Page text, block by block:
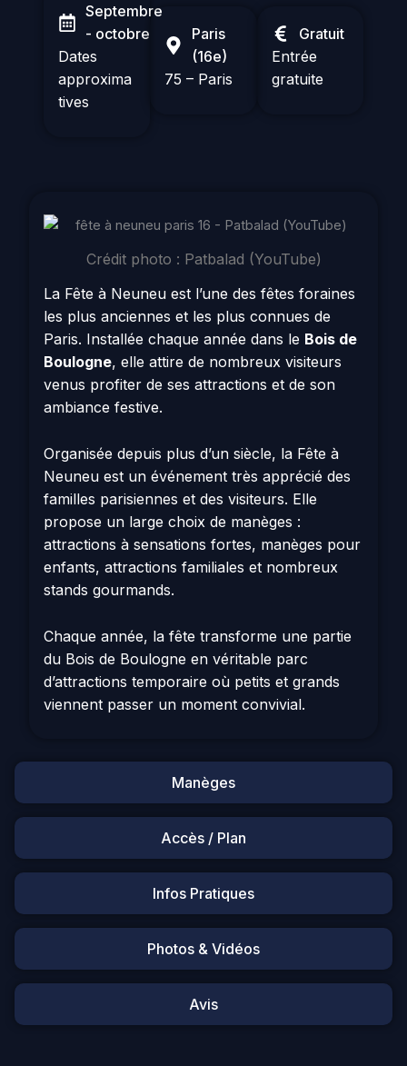
Manèges
Accès / Plan
Infos Pratiques
Photos & Vidéos
Avis
Septembre
- octobre
Dates
approxima
tives
Paris
(16e)
75 – Paris
Gratuit
Entrée
gratuite
Crédit photo : Patbalad (YouTube)
La Fête à Neuneu est l’une des fêtes foraines
les plus anciennes et les plus connues de
Paris. Installée chaque année dans le Bois de
Boulogne, elle attire de nombreux visiteurs
venus profiter de ses attractions et de son
ambiance festive.
Organisée depuis plus d’un siècle, la Fête à
Neuneu est un événement très apprécié des
familles parisiennes et des visiteurs. Elle
propose un large choix de manèges :
attractions à sensations fortes, manèges pour
enfants, attractions familiales et nombreux
stands gourmands.
Chaque année, la fête transforme une partie
du Bois de Boulogne en véritable parc
d’attractions temporaire où petits et grands
viennent passer un moment convivial.